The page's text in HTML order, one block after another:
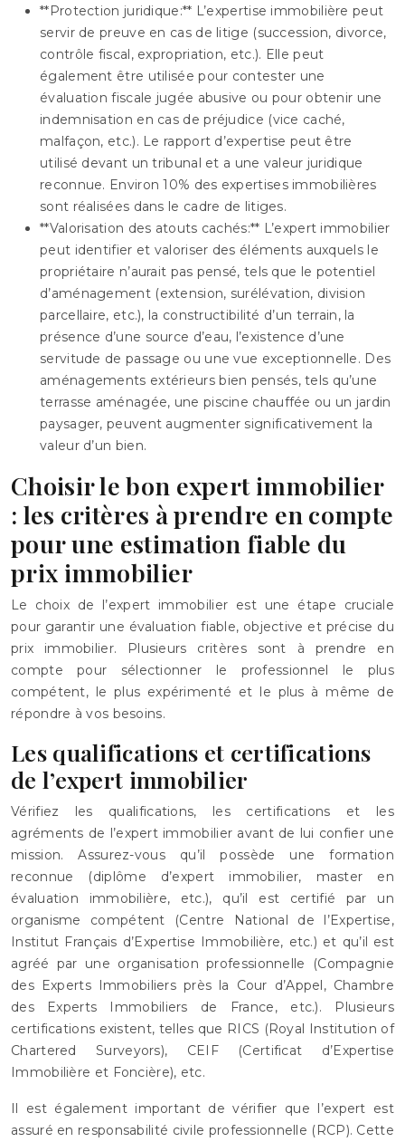
**Protection juridique:** L’expertise immobilière peut
servir de preuve en cas de litige (succession, divorce,
contrôle fiscal, expropriation, etc.). Elle peut
également être utilisée pour contester une
évaluation fiscale jugée abusive ou pour obtenir une
indemnisation en cas de préjudice (vice caché,
malfaçon, etc.). Le rapport d’expertise peut être
utilisé devant un tribunal et a une valeur juridique
reconnue. Environ 10% des expertises immobilières
sont réalisées dans le cadre de litiges.
**Valorisation des atouts cachés:** L’expert immobilier
peut identifier et valoriser des éléments auxquels le
propriétaire n’aurait pas pensé, tels que le potentiel
d’aménagement (extension, surélévation, division
parcellaire, etc.), la constructibilité d’un terrain, la
présence d’une source d’eau, l’existence d’une
servitude de passage ou une vue exceptionnelle. Des
aménagements extérieurs bien pensés, tels qu’une
terrasse aménagée, une piscine chauffée ou un jardin
paysager, peuvent augmenter significativement la
valeur d’un bien.
Choisir le bon expert immobilier
: les critères à prendre en compte
pour une estimation fiable du
prix immobilier
Le choix de l’expert immobilier est une étape cruciale
pour garantir une évaluation fiable, objective et précise du
prix immobilier. Plusieurs critères sont à prendre en
compte pour sélectionner le professionnel le plus
compétent, le plus expérimenté et le plus à même de
répondre à vos besoins.
Les qualifications et certifications
de l’expert immobilier
Vérifiez les qualifications, les certifications et les
agréments de l’expert immobilier avant de lui confier une
mission. Assurez-vous qu’il possède une formation
reconnue (diplôme d’expert immobilier, master en
évaluation immobilière, etc.), qu’il est certifié par un
organisme compétent (Centre National de l’Expertise,
Institut Français d’Expertise Immobilière, etc.) et qu’il est
agréé par une organisation professionnelle (Compagnie
des Experts Immobiliers près la Cour d’Appel, Chambre
des Experts Immobiliers de France, etc.). Plusieurs
certifications existent, telles que RICS (Royal Institution of
Chartered Surveyors), CEIF (Certificat d’Expertise
Immobilière et Foncière), etc.
Il est également important de vérifier que l’expert est
assuré en responsabilité civile professionnelle (RCP). Cette